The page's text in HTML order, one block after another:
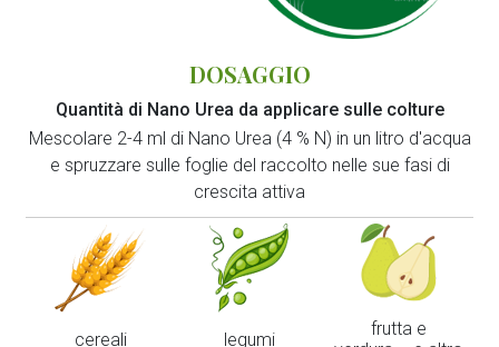
DOSAGGIO
Quantità di Nano Urea da applicare sulle colture
Mescolare 2-4 ml di Nano Urea (4 % N) in un litro d'acqua
e spruzzare sulle foglie del raccolto nelle sue fasi di
crescita attiva
cereali legumi
frutta e